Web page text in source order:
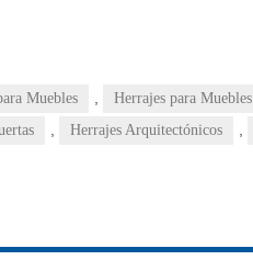
Muebles Herrajes para Muebles
Herrajes Arquitectónicos